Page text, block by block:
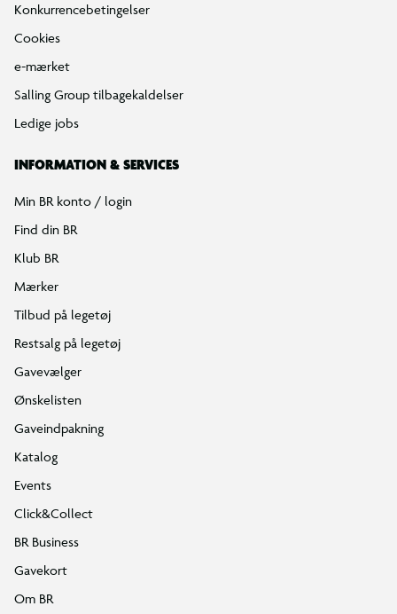
Konkurrencebetingelser
Cookies
e-mærket
Salling Group tilbagekaldelser
Ledige jobs
INFORMATION & SERVICES
Min BR konto / login
Find din BR
Klub BR
Mærker
Tilbud på legetøj
Restsalg på legetøj
Gavevælger
Ønskelisten
Gaveindpakning
Katalog
Events
Click&Collect
BR Business
Gavekort
Om BR